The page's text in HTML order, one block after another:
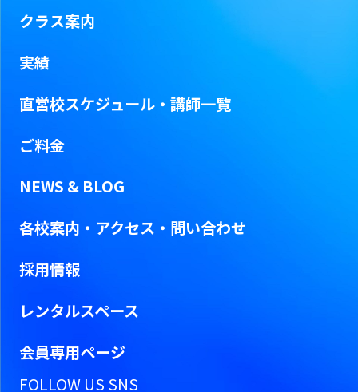
クラス案内
実績
直営校スケジュール・ 講師一覧
ご料金
NEWS & BLOG
各校案内・アクセス・問い合わせ
採用情報
レンタルスペース
会員専用ページ
FOLLOW US SNS